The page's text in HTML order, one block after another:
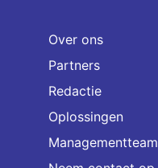
Over ons
Partners
Redactie
Oplossingen
Managementteam